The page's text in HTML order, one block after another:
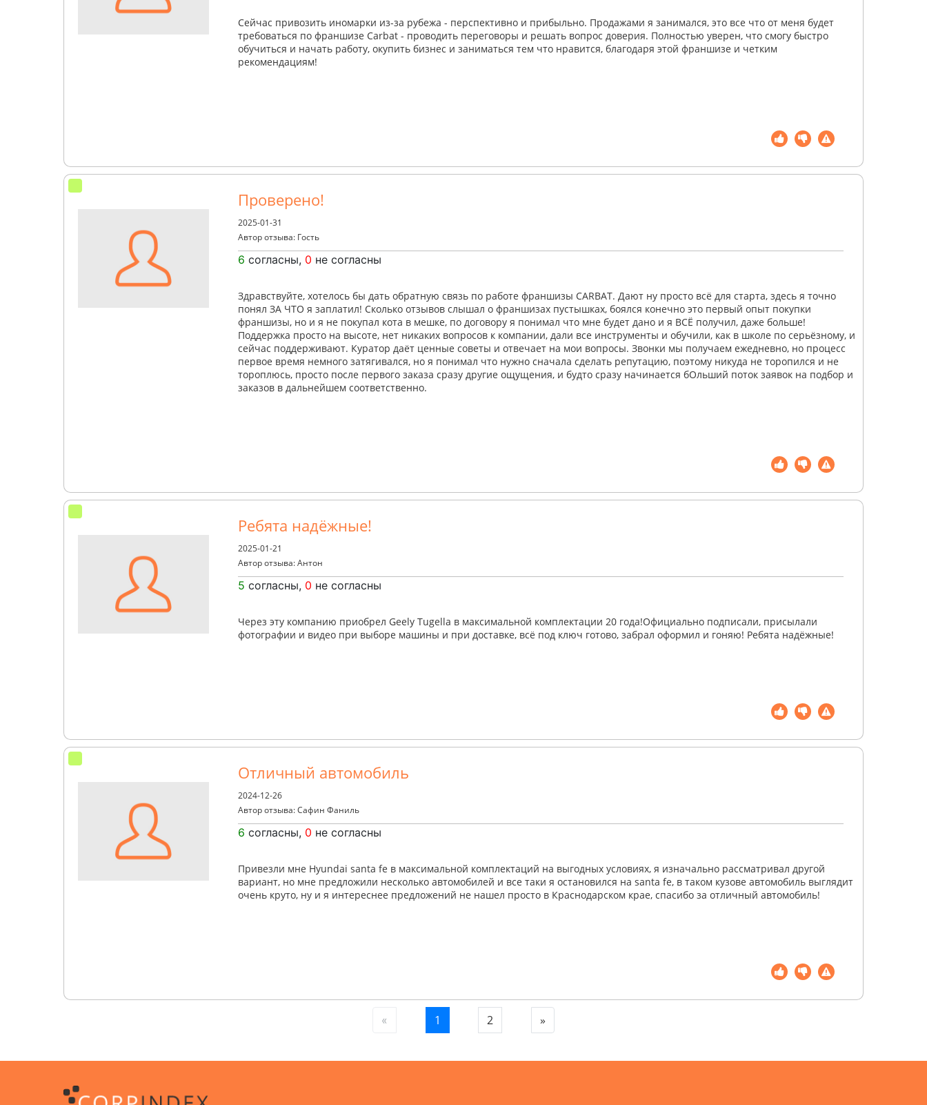
Сейчас привозить иномарки из-за рубежа - перспективно и прибыльно. Продажами я занимался, это все что от меня будет
требоваться по франшизе Carbat - проводить переговоры и решать вопрос доверия. Полностью уверен, что смогу быстро
обучиться и начать работу, окупить бизнес и заниматься тем что нравится, благодаря этой франшизе и четким
рекомендациям!
Проверено!
2025-01-31
Автор отзыва: Гость
6 согласны, 0 не согласны
Здравствуйте, хотелось бы дать обратную связь по работе франшизы CARBAT. Дают ну просто всё для старта, здесь я точно
понял ЗА ЧТО я заплатил! Сколько отзывов слышал о франшизах пустышках, боялся конечно это первый опыт покупки
франшизы, но и я не покупал кота в мешке, по договору я понимал что мне будет дано и я ВСЁ получил, даже больше!
Поддержка просто на высоте, нет никаких вопросов к компании, дали все инструменты и обучили, как в школе по серьёзному, и
сейчас поддерживают. Куратор даёт ценные советы и отвечает на мои вопросы. Звонки мы получаем ежедневно, но процесс
первое время немного затягивался, но я понимал что нужно сначала сделать репутацию, поэтому никуда не торопился и не
тороплюсь, просто после первого заказа сразу другие ощущения, и будто сразу начинается бОльший поток заявок на подбор и
заказов в дальнейшем соответственно.
Ребята надёжные!
2025-01-21
Автор отзыва: Антон
5 согласны, 0 не согласны
Через эту компанию приобрел Geely Tugella в максимальной комплектации 20 года!Официально подписали, присылали
фотографии и видео при выборе машины и при доставке, всё под ключ готово, забрал оформил и гоняю! Ребята надёжные!
Отличный автомобиль
2024-12-26
Автор отзыва: Сафин Фаниль
6 согласны, 0 не согласны
Привезли мне Hyundai santa fe в максимальной комплектаций на выгодных условиях, я изначально рассматривал другой
вариант, но мне предложили несколько автомобилей и все таки я остановился на santa fe, в таком кузове автомобиль выглядит
очень круто, ну и я интереснее предложений не нашел просто в Краснодарском крае, спасибо за отличный автомобиль!
« 1 2 »